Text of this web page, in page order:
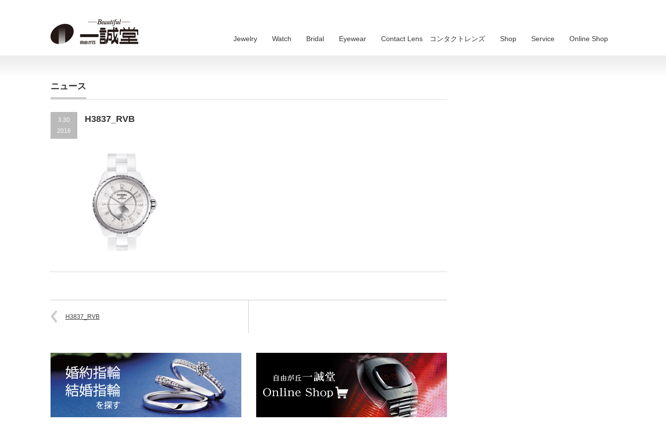
Jewelry Watch Bridal Eyewear Contact Lens コンタクトレンズ Shop Service Online Shop
ニュース
3.30
2016
H3837_RVB
H3837_RVB